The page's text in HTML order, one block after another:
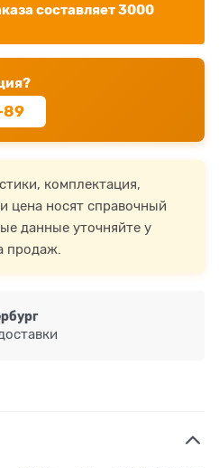
составляет 3000
89
комплектация,
цена носят справочный
данные уточняйте у
продаж.